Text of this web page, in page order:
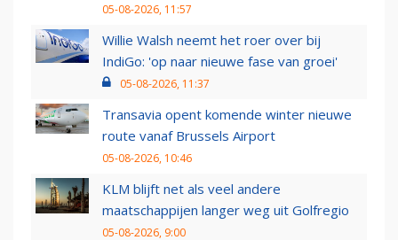
05-08-2026, 11:57
Willie Walsh neemt het roer over bij
IndiGo: 'op naar nieuwe fase van groei'
05-08-2026, 11:37
Transavia opent komende winter nieuwe
route vanaf Brussels Airport
05-08-2026, 10:46
KLM blijft net als veel andere
maatschappijen langer weg uit Golfregio
05-08-2026, 9:00